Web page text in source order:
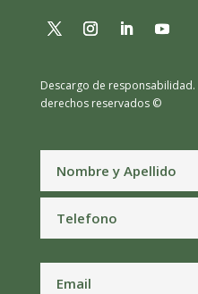
Descargo de responsabilidad.
derechos reservados ©